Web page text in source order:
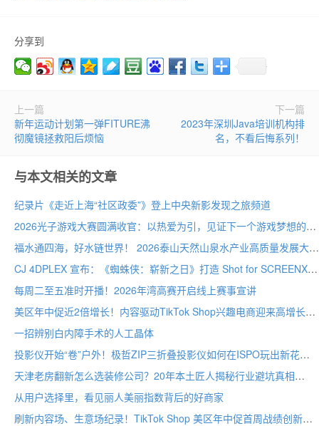
分享到
上一篇
新年运动计划第一弹FITURE沸
彻魔镜拯救阳后烦恼
下一篇
2023年深圳Java培训机构排
名，不看后悔系列！
与本文相关的文章
纪录片《走近上海“社区政委”》登上中央新影发现之旅频道
2026光子游戏大赛圆满收官：以热爱为引，见证下一个游戏梦想的诞生
福水通四海，好水链世界！ 2026泰山天然山泉水产业高质量发展大会圆满举行
CJ 4DPLEX 宣布：《蜘蛛侠：崭新之日》打造 Shot for SCREENX 专属版本
每周二至五准时开播！2026年湾高赛开启线上赛事宣讲
美区年中促近2倍增长！内容驱动TikTok Shop兴趣电商迎来高增长
一招辨别白内障手术的人工晶体
投影仪开始“卷”户外！极哲ZIP三折叠投影仪如何在ISPO玩出新花样？
天津老房翻新怎么选装修公司？20年本土匠人揭秘行业避坑真相
从用户选择里，看见丽人美丽指数背后的好商家
刷新内容场、生意场纪录！TikTok Shop 美区年中促首周战绩创新高